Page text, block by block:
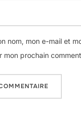
nom, mon e-mail et
mon prochain